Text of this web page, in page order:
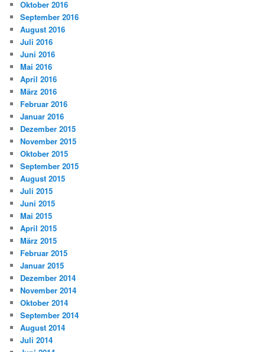
Oktober 2016
September 2016
August 2016
Juli 2016
Juni 2016
Mai 2016
April 2016
März 2016
Februar 2016
Januar 2016
Dezember 2015
November 2015
Oktober 2015
September 2015
August 2015
Juli 2015
Juni 2015
Mai 2015
April 2015
März 2015
Februar 2015
Januar 2015
Dezember 2014
November 2014
Oktober 2014
September 2014
August 2014
Juli 2014